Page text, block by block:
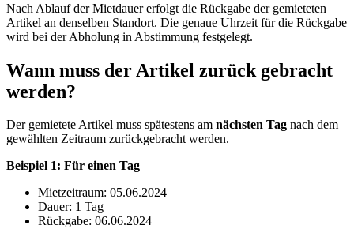
Nach Ablauf der Mietdauer erfolgt die Rückgabe der gemieteten
Artikel an denselben Standort. Die genaue Uhrzeit für die Rückgabe
wird bei der Abholung in Abstimmung festgelegt.
Wann muss der Artikel zurück gebracht
werden?
Der gemietete Artikel muss spätestens am nächsten Tag nach dem
gewählten Zeitraum zurückgebracht werden.
Beispiel 1: Für einen Tag
Mietzeitraum: 05.06.2024
Dauer: 1 Tag
Rückgabe: 06.06.2024